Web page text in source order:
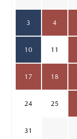
3 4
10 11
17 18
24 25
31